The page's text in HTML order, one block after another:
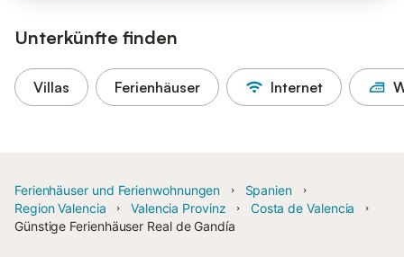
Unterkünfte finden
Villas Ferienhäuser Internet
Ferienhäuser und Ferienwohnungen
Spanien
Region Valencia
Valencia Provinz
Costa de Valencia
Günstige Ferienhäuser Real de Gandía